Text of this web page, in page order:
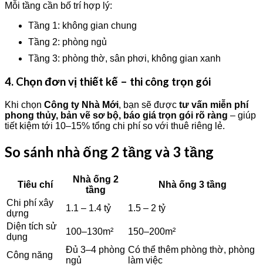
Mỗi tầng cần bố trí hợp lý:
Tầng 1: không gian chung
Tầng 2: phòng ngủ
Tầng 3: phòng thờ, sân phơi, không gian xanh
4. Chọn đơn vị thiết kế – thi công trọn gói
Khi chọn Công ty Nhà Mới, bạn sẽ được tư vấn miễn phí
phong thủy, bản vẽ sơ bộ, báo giá trọn gói rõ ràng – giúp
tiết kiệm tới 10–15% tổng chi phí so với thuê riêng lẻ.
So sánh nhà ống 2 tầng và 3 tầng
Tiêu chí
Nhà ống 2
tầng
Nhà ống 3 tầng
Chi phí xây
dựng
1.1 – 1.4 tỷ
1.5 – 2 tỷ
Diện tích sử
dụng
100–130m² 150–200m²
Công năng
Đủ 3–4 phòng
ngủ
Có thể thêm phòng thờ, phòng
làm việc